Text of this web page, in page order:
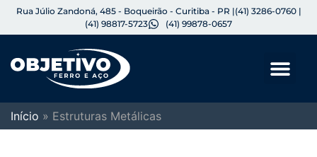
Rua Júlio Zandoná, 485 - Boqueirão - Curitiba - PR |(41) 3286-0760 |
(41) 98817-5723
(41) 99878-0657
Início » Estruturas Metálicas